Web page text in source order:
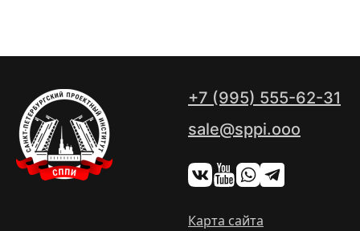
+7 (995) 555-62-31
sale@sppi.ooo
Карта сайта